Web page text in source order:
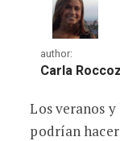
author:
Carla
El cambio
Los veranos
podrían hacer